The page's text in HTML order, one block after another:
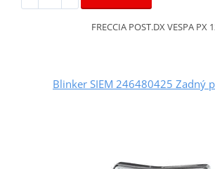
FRECCIA POST.DX VESPA PX
Blinker SIEM 246480425 Zadný